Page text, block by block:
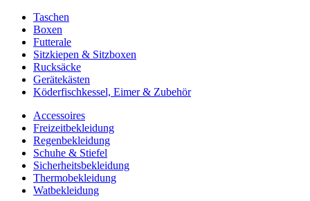
Taschen
Boxen
Futterale
Sitzkiepen & Sitzboxen
Rucksäcke
Gerätekästen
Köderfischkessel, Eimer & Zubehör
Accessoires
Freizeitbekleidung
Regenbekleidung
Schuhe & Stiefel
Sicherheitsbekleidung
Thermobekleidung
Watbekleidung